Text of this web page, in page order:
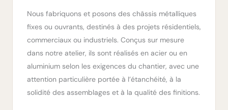
Nous fabriquons et posons des châssis métalliques
fixes ou ouvrants, destinés à des projets résidentiels,
commerciaux ou industriels. Conçus sur mesure
dans notre atelier, ils sont réalisés en acier ou en
aluminium selon les exigences du chantier, avec une
attention particulière portée à l’étanchéité, à la
solidité des assemblages et à la qualité des finitions.